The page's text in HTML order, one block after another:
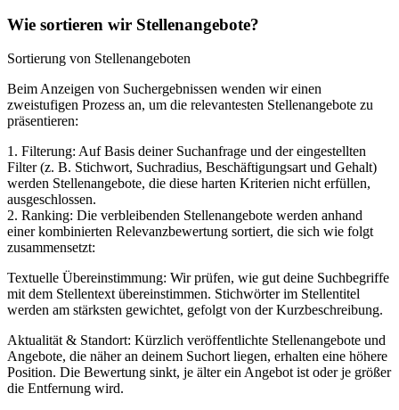
Wie sortieren wir Stellenangebote?
Sortierung von Stellenangeboten
Beim Anzeigen von Suchergebnissen wenden wir einen
zweistufigen Prozess an, um die relevantesten Stellenangebote zu
präsentieren:
1. Filterung: Auf Basis deiner Suchanfrage und der eingestellten
Filter (z. B. Stichwort, Suchradius, Beschäftigungsart und Gehalt)
werden Stellenangebote, die diese harten Kriterien nicht erfüllen,
ausgeschlossen.
2. Ranking: Die verbleibenden Stellenangebote werden anhand
einer kombinierten Relevanzbewertung sortiert, die sich wie folgt
zusammensetzt:
Textuelle Übereinstimmung: Wir prüfen, wie gut deine Suchbegriffe
mit dem Stellentext übereinstimmen. Stichwörter im Stellentitel
werden am stärksten gewichtet, gefolgt von der Kurzbeschreibung.
Aktualität & Standort: Kürzlich veröffentlichte Stellenangebote und
Angebote, die näher an deinem Suchort liegen, erhalten eine höhere
Position. Die Bewertung sinkt, je älter ein Angebot ist oder je größer
die Entfernung wird.